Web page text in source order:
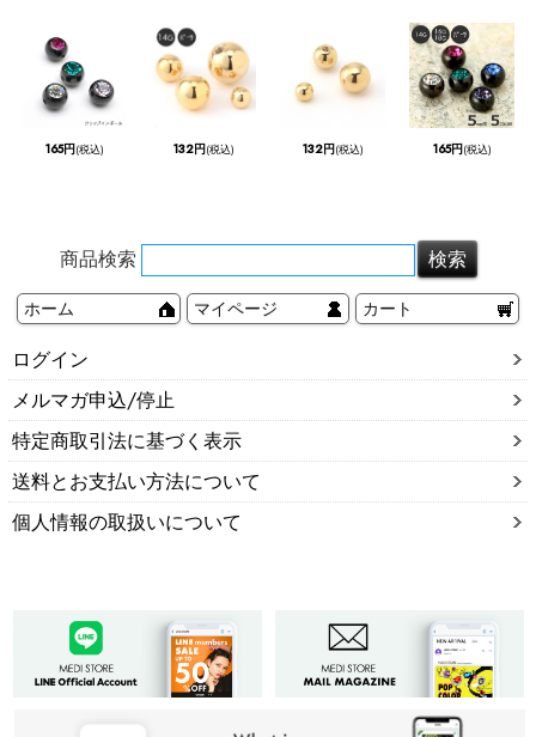
165円(税込) 132円(税込) 132円(税込) 165円(税込)
商品検索
ホーム マイページ カート
ログイン
メルマガ申込/停止
特定商取引法に基づく表示
送料とお支払い方法について
個人情報の取扱いについて